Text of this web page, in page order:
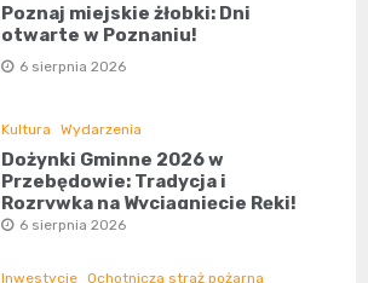
Poznaj miejskie żłobki: Dni
otwarte w Poznaniu!
6 sierpnia 2026
Kultura Wydarzenia
Dożynki Gminne 2026 w
Przebędowie: Tradycja i
Rozrywka na Wyciągnięcie Ręki!
6 sierpnia 2026
Inwestycje Ochotnicza straż pożarna